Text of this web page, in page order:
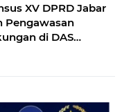
XV DPRD Jabar
Pengawasan
di DAS